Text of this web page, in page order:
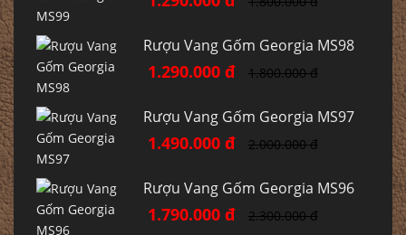
Rượu Vang Gốm Georgia MS98
1.290.000 đ 1.800.000 đ
Rượu Vang Gốm Georgia MS97
1.490.000 đ 2.000.000 đ
Rượu Vang Gốm Georgia MS96
1.790.000 đ 2.300.000 đ